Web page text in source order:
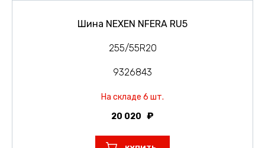
Шина NEXEN NFERA RU5
255/55R20
9326843
На складе 6 шт.
20 020